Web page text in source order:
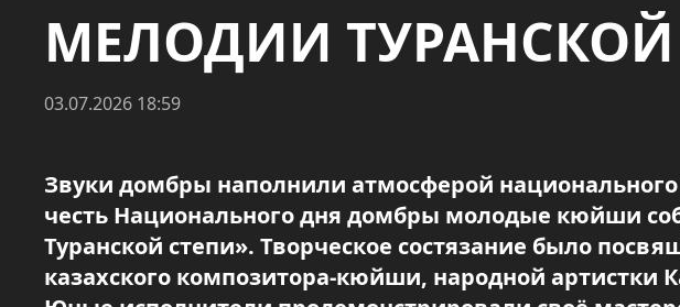
МЕЛОДИИ ТУРАНСКОЙ
03.07.2026 18:59
Звуки домбры наполнили атмосферой национального
честь Национального дня домбры молодые кюйши
Туранской степи». Творческое состязание было
казахского композитора-кюйши, народной артистки